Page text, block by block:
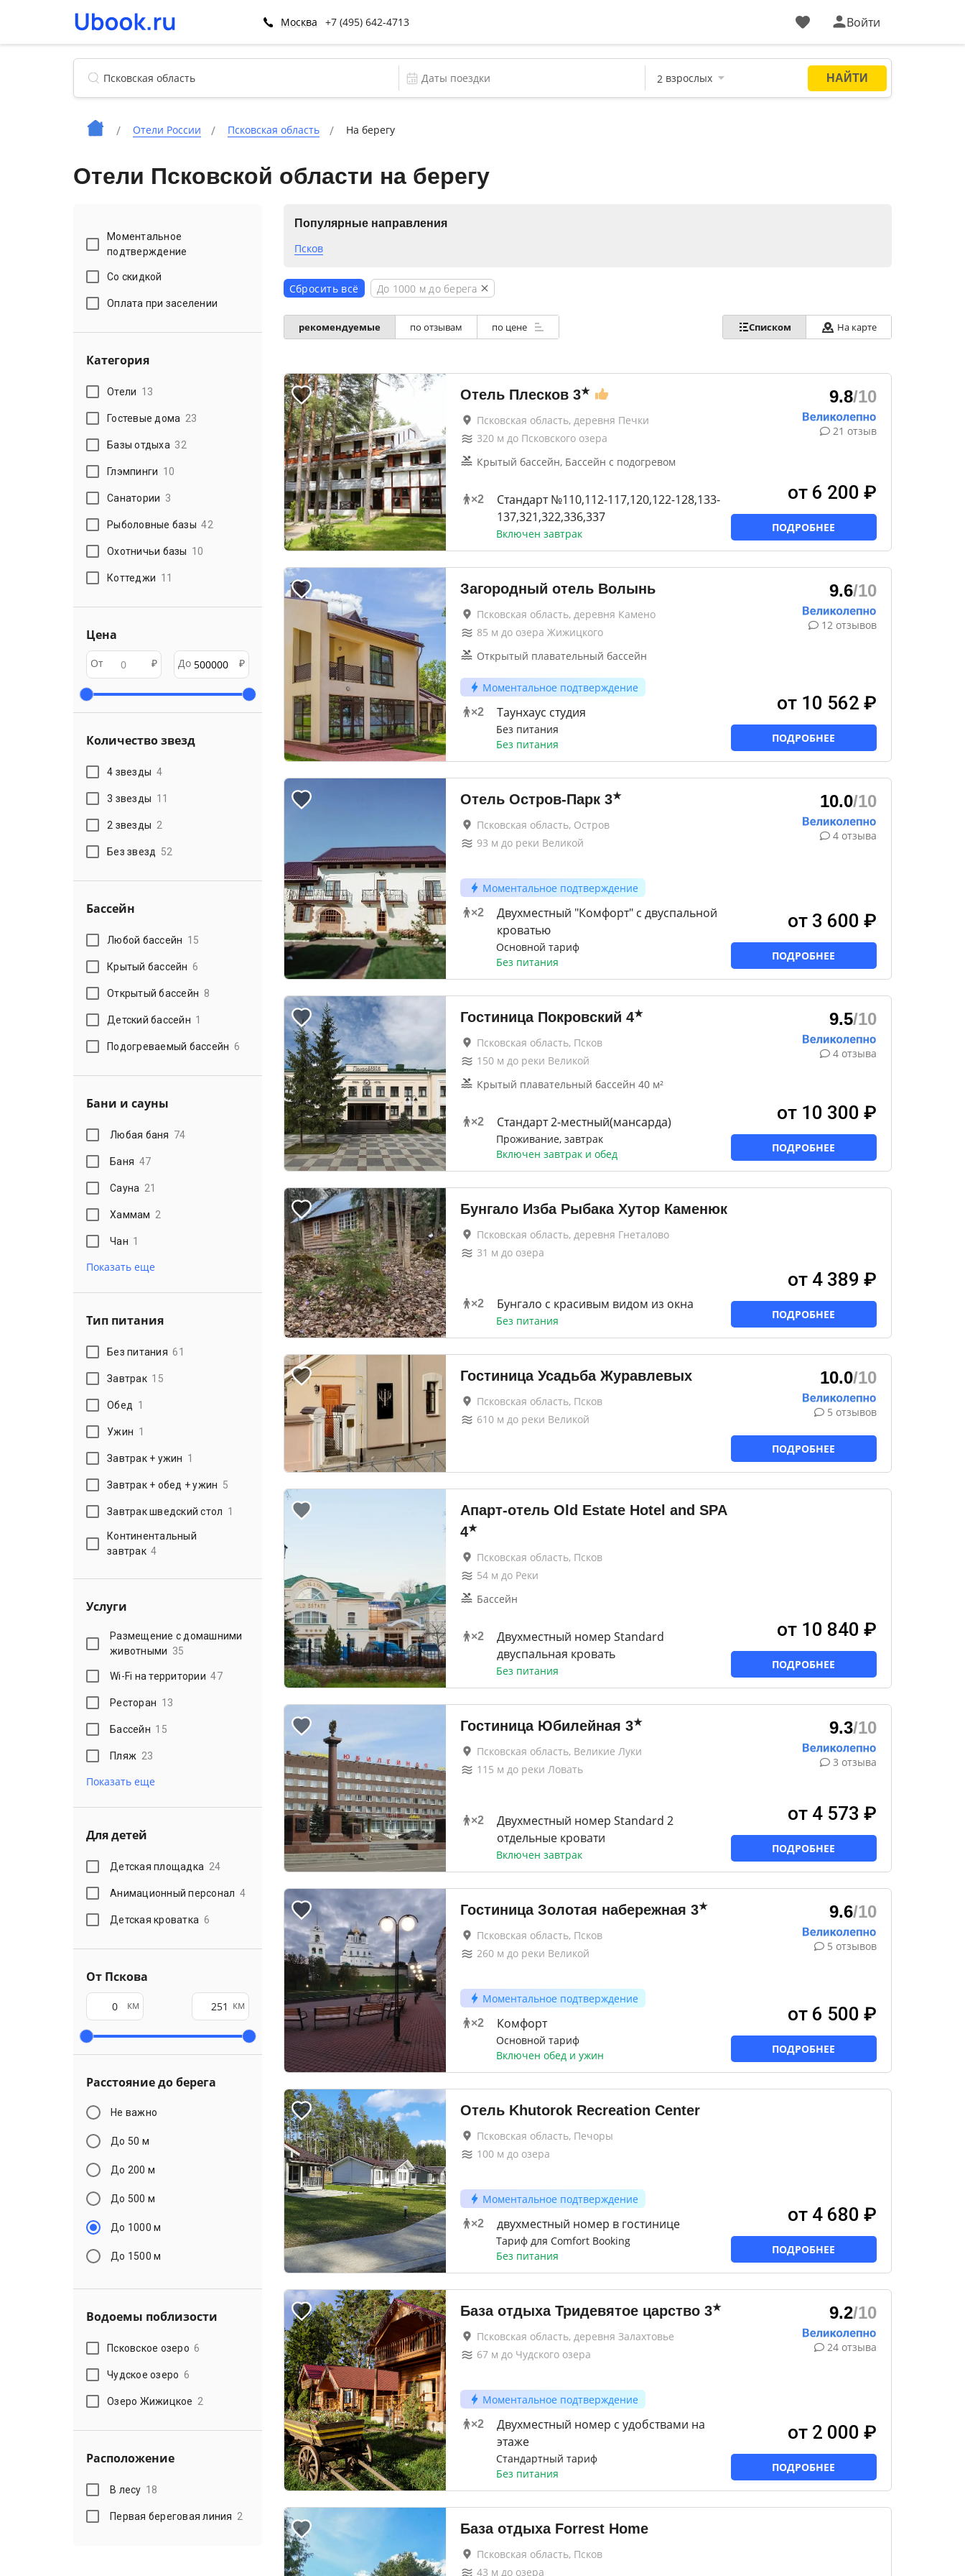
Москва +7 (495) 642-4713 Войти
Отели России Псковская область На берегу
Отели Псковской области на берегу
Моментальное
подтверждение
Со скидкой
Оплата при заселении
Категория
Отели 13
Гостевые дома 23
Базы отдыха 32
Глэмпинги 10
Санатории 3
Рыболовные базы 42
Охотничьи базы 10
Коттеджи 11
Цена
От ₽ До ₽
Количество звезд
4 звезды 4
3 звезды 11
2 звезды 2
Без звезд 52
Бассейн
Любой бассейн 15
Крытый бассейн 6
Открытый бассейн 8
Детский бассейн 1
Подогреваемый бассейн 6
Бани и сауны
Любая баня 74
Баня 47
Сауна 21
Хаммам 2
Чан 1
Показать еще
Тип питания
Без питания 61
Завтрак 15
Обед 1
Ужин 1
Завтрак + ужин 1
Завтрак + обед + ужин 5
Завтрак шведский стол 1
Континентальный
завтрак 4
Услуги
Размещение с домашними
животными 35
Wi-Fi на территории 47
Ресторан 13
Бассейн 15
Пляж 23
Показать еще
Для детей
Детская площадка 24
Анимационный персонал 4
Детская кроватка 6
От Пскова
км км
Расстояние до берега
Не важно
До 50 м
До 200 м
До 500 м
До 1000 м
До 1500 м
Водоемы поблизости
Псковское озеро 6
Чудское озеро 6
Озеро Жижицкое 2
Расположение
В лесу 18
Первая береговая линия 2
Популярные направления
Псков
Сбросить всё До 1000 м до берега
рекомендуемые по отзывам по цене Списком На карте
Отель Плесков 3★
Псковская область, деревня Печки
320м до Псковского озера
Крытый бассейн, Бассейн с подогревом
×2
Стандарт №110,112-117,120,122-128,133-
137,321,322,336,337
Включен завтрак
9.8/10
21 отзыв
от 6 200 ₽
ПОДРОБНЕЕ
Загородный отель Волынь
Псковская область, деревня Камено
85 м до озера Жижицкого
Открытый плавательный бассейн
Моментальное подтверждение
×2 Таунхаус студия
Без питания
Без питания
9.6/10
12 отзывов
от 10 562 ₽
ПОДРОБНЕЕ
Отель Остров-Парк 3★
Псковская область, Остров
93 м до реки Великой
Моментальное подтверждение
×2
Двухместный "Комфорт" с двуспальной
кроватью
Основной тариф
Без питания
10.0/10
4 отзыва
от 3 600 ₽
ПОДРОБНЕЕ
Гостиница Покровский 4★
Псковская область, Псков
150м до реки Великой
Крытый плавательный бассейн 40 м²
×2 Стандарт 2-местный(мансарда)
Проживание, завтрак
Включен завтрак и обед
9.5/10
4 отзыва
от 10 300 ₽
ПОДРОБНЕЕ
Бунгало Изба Рыбака Хутор Каменюк
Псковская область, деревня Гнеталово
31 м до озера
×2 Бунгало с красивым видом из окна
Без питания
от 4 389 ₽
ПОДРОБНЕЕ
Гостиница Усадьба Журавлевых
Псковская область, Псков
610м до реки Великой
10.0/10
5 отзывов
ПОДРОБНЕЕ
Апарт-отель Old Estate Hotel and SPA
4★
Псковская область, Псков
54м до Реки
Бассейн
×2
Двухместный номер Standard
двуспальная кровать
Без питания
от 10 840 ₽
ПОДРОБНЕЕ
Гостиница Юбилейная 3★
Псковская область, Великие Луки
115 м до реки Ловать
×2
Двухместный номер Standard 2
отдельные кровати
Включен завтрак
9.3/10
3 отзыва
от 4 573 ₽
ПОДРОБНЕЕ
Гостиница Золотая набережная 3★
Псковская область, Псков
260м до реки Великой
Моментальное подтверждение
×2 Комфорт
Основной тариф
Включен обед и ужин
9.6/10
5 отзывов
от 6 500 ₽
ПОДРОБНЕЕ
Отель Khutorok Recreation Center
Псковская область, Печоры
100м до озера
Моментальное подтверждение
×2 двухместный номер в гостинице
Тариф для Comfort Booking
Без питания
от 4 680 ₽
ПОДРОБНЕЕ
База отдыха Тридевятое царство 3★
Псковская область, деревня Залахтовье
67м до Чудского озера
Моментальное подтверждение
×2
Двухместный номер с удобствами на
этаже
Стандартный тариф
Без питания
9.2/10
24 отзыва
от 2 000 ₽
ПОДРОБНЕЕ
База отдыха Forrest Home
Псковская область, Псков
43 м до озера